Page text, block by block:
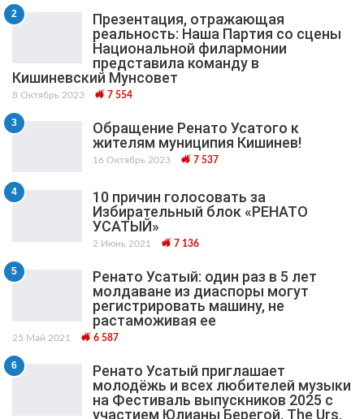
2
Презентация, отражающая
реальность: Наша Партия со сцены
Национальной филармонии
представила команду в
Кишиневский Мунсовет
8 Октябрь 2023 7 554
3
Обращение Ренато Усатого к
жителям муниципия Кишинев!
16 Октябрь 2023 7 537
4
10 причин голосовать за
Избирательный блок «РЕНАТО
УСАТЫЙ»
2 Июнь 2021 7 136
5
Ренато Усатый: один раз в 5 лет
молдаване из диаспоры могут
регистрировать машину, не
растаможивая ее
25 Май 2021 6 587
6
Ренато Усатый приглашает
молодёжь и всех любителей музыки
на Фестиваль выпускников 2025 с
участием Юлианы Берегой, The Urs,